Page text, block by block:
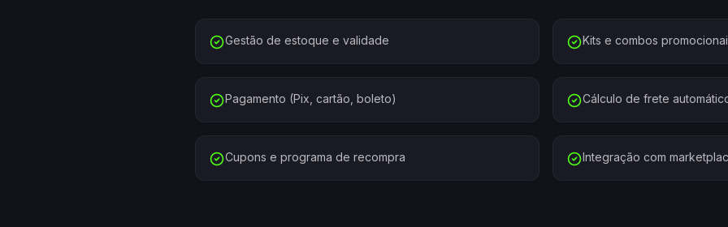
Gestão de estoque e validade Kits e combos
Pagamento (Pix, cartão, boleto) Cálculo de frete
Cupons e programa de recompra Integração com